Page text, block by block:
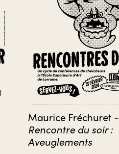
Maurice Fréchuret -
Rencontre du soir :
Aveuglements